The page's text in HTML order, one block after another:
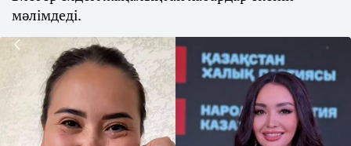
мәлімдеді.